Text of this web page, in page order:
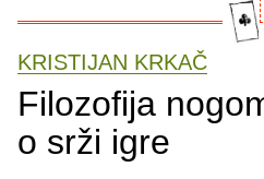
KRISTIJAN KRKAČ
Filozofija
o srži igre